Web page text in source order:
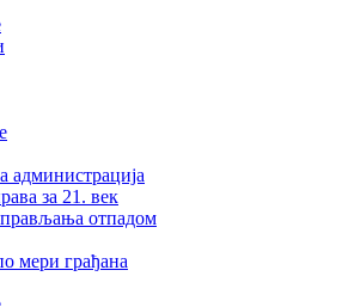
администрација
за 21. век
отпадом
мери грађана